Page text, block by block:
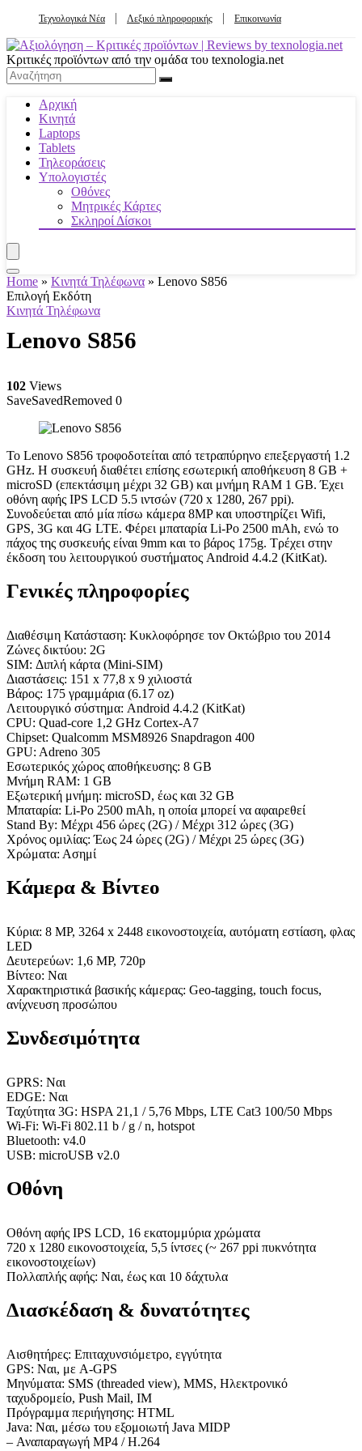
Τεχνολογικά Νέα Λεξικό πληροφορικής Επικοινωνία
Κριτικές προϊόντων από την ομάδα του texnologia.net
Αρχική
Κινητά
Laptops
Tablets
Τηλεοράσεις
Υπολογιστές
Οθόνες
Μητρικές Κάρτες
Σκληροί Δίσκοι
Home » Κινητά Τηλέφωνα » Lenovo S856
Επιλογή Εκδότη
Κινητά Τηλέφωνα
Lenovo S856
102 Views
SaveSavedRemoved 0
Το Lenovo S856 τροφοδοτείται από τετραπύρηνο επεξεργαστή 1.2
GHz. Η συσκευή διαθέτει επίσης εσωτερική αποθήκευση 8 GB +
microSD (επεκτάσιμη μέχρι 32 GB) και μνήμη RAM 1 GB. Έχει
οθόνη αφής IPS LCD 5.5 ιντσών (720 x 1280, 267 ppi).
Συνοδεύεται από μία πίσω κάμερα 8MP και υποστηρίζει Wifi,
GPS, 3G και 4G LTE. Φέρει μπαταρία Li-Po 2500 mAh, ενώ το
πάχος της συσκευής είναι 9mm και το βάρος 175g. Τρέχει στην
έκδοση του λειτουργικού συστήματος Android 4.4.2 (KitKat).
Γενικές πληροφορίες
Διαθέσιμη Κατάσταση: Κυκλοφόρησε τον Οκτώβριο του 2014
Ζώνες δικτύου: 2G
SIM: Διπλή κάρτα (Mini-SIM)
Διαστάσεις: 151 x 77,8 x 9 χιλιοστά
Βάρος: 175 γραμμάρια (6.17 oz)
Λειτουργικό σύστημα: Android 4.4.2 (KitKat)
CPU: Quad-core 1,2 GHz Cortex-A7
Chipset: Qualcomm MSM8926 Snapdragon 400
GPU: Adreno 305
Εσωτερικός χώρος αποθήκευσης: 8 GB
Μνήμη RAM: 1 GB
Εξωτερική μνήμη: microSD, έως και 32 GB
Μπαταρία: Li-Po 2500 mAh, η οποία μπορεί να αφαιρεθεί
Stand By: Μέχρι 456 ώρες (2G) / Μέχρι 312 ώρες (3G)
Χρόνος ομιλίας: Έως 24 ώρες (2G) / Μέχρι 25 ώρες (3G)
Χρώματα: Ασημί
Κάμερα & Βίντεο
Κύρια: 8 MP, 3264 x 2448 εικονοστοιχεία, αυτόματη εστίαση, φλας
LED
Δευτερεύων: 1,6 MP, 720p
Βίντεο: Ναι
Χαρακτηριστικά βασικής κάμερας: Geo-tagging, touch focus,
ανίχνευση προσώπου
Συνδεσιμότητα
GPRS: Ναι
EDGE: Ναι
Ταχύτητα 3G: HSPA 21,1 / 5,76 Mbps, LTE Cat3 100/50 Mbps
Wi-Fi: Wi-Fi 802.11 b / g / n, hotspot
Bluetooth: v4.0
USB: microUSB v2.0
Οθόνη
Οθόνη αφής IPS LCD, 16 εκατομμύρια χρώματα
720 x 1280 εικονοστοιχεία, 5,5 ίντσες (~ 267 ppi πυκνότητα
εικονοστοιχείων)
Πολλαπλής αφής: Ναι, έως και 10 δάχτυλα
Διασκέδαση & δυνατότητες
Αισθητήρες: Επιταχυνσιόμετρο, εγγύτητα
GPS: Ναι, με A-GPS
Μηνύματα: SMS (threaded view), MMS, Ηλεκτρονικό
ταχυδρομείο, Push Mail, IM
Πρόγραμμα περιήγησης: HTML
Java: Ναι, μέσω του εξομοιωτή Java MIDP
– Αναπαραγωγή MP4 / H.264